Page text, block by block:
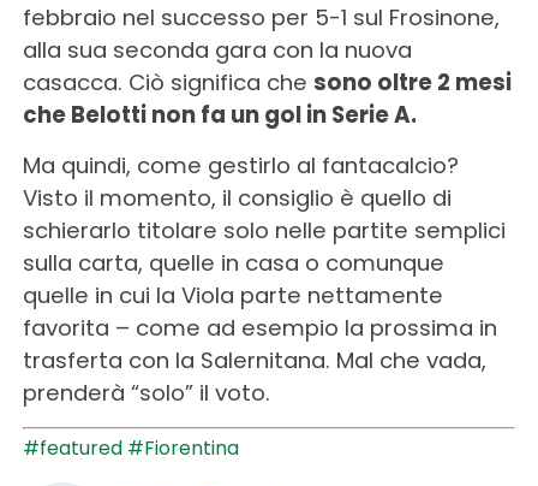
febbraio nel successo per 5-1 sul Frosinone,
alla sua seconda gara con la nuova
casacca. Ciò significa che sono oltre 2 mesi
che Belotti non fa un gol in Serie A.
Ma quindi, come gestirlo al fantacalcio?
Visto il momento, il consiglio è quello di
schierarlo titolare solo nelle partite semplici
sulla carta, quelle in casa o comunque
quelle in cui la Viola parte nettamente
favorita – come ad esempio la prossima in
trasferta con la Salernitana. Mal che vada,
prenderà “solo” il voto.
#featured #Fiorentina